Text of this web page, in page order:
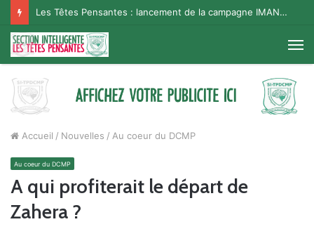
Les Têtes Pensantes : lancement de la campagne IMANA na BISO, Supporter Telema
Accueil / Nouvelles / Au coeur du DCMP
Au coeur du DCMP
A qui profiterait le départ de
Zahera ?